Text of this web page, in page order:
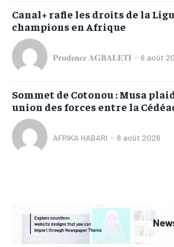
Canal+ rafle les droits de la
champions en Afrique
𝐏𝐫𝐮𝐝𝐞𝐧𝐜𝐞 𝐀𝐆𝐁𝐀𝐋𝐄𝐓𝐈 - 6 août
Sommet de Cotonou : Musa
union des forces entre la
AFRIKA HABARI - 6 août 2026